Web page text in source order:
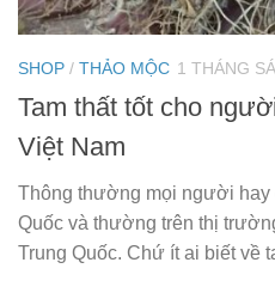
SHOP / THẢO MỘC 1 THÁNG
Tam thất tốt cho
Việt Nam
Thông thường mọi người hay
Quốc và thường trên thị
Trung Quốc. Chứ ít ai biết về